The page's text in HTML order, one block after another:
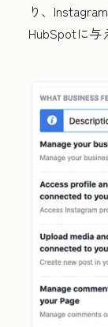
り、
HubSpotに与